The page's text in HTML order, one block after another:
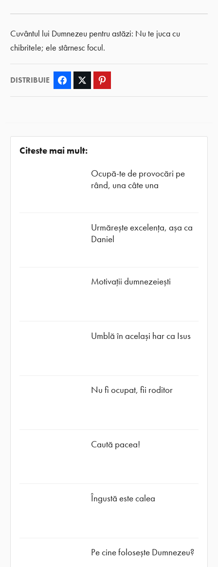
Cuvântul lui Dumnezeu pentru astăzi: Nu te juca cu
chibritele; ele stârnesc focul.
DISTRIBUIE Facebook Twitter
Citeste mai mult:
Ocupă-te de provocări pe
rând, una câte una
Urmărește excelența, așa ca
Daniel
Motivații dumnezeiești
Umblă în același har ca Isus
Nu fi ocupat, fii roditor
Caută pacea!
Îngustă este calea
Pe cine folosește Dumnezeu?